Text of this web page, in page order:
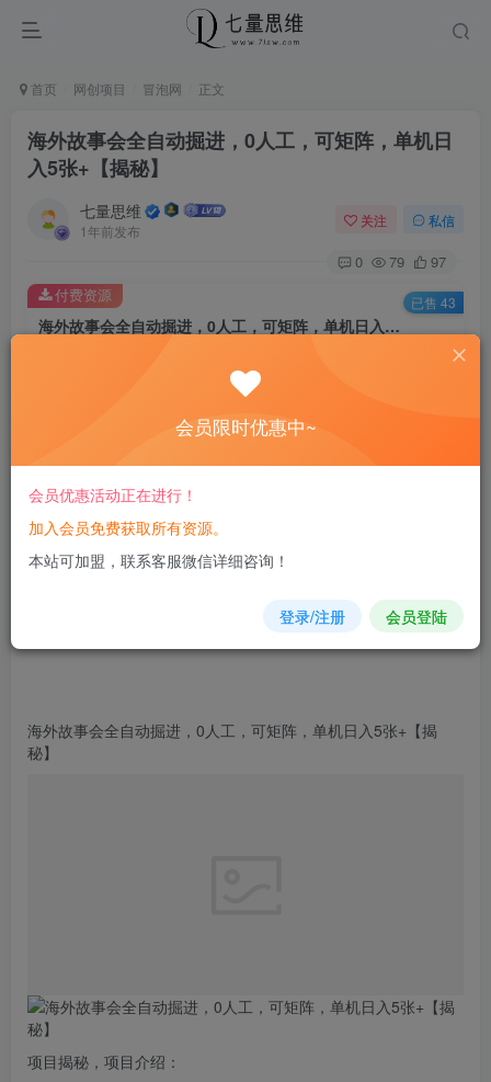
首页 网创项目 冒泡网 正文
海外故事会全自动掘进，0人工，可矩阵，单机日
入5张+【揭秘】
七量思维
1年前发布
关注 私信
0 79 97
海外故事会全自动掘进，0人工，可矩阵，单机日入5张+【揭秘】
8.8
免费
您当前未登录！建议登陆后购买，可保存购买订单
付费资源 已售 43
海外故事会全自动掘进，0人工，可矩阵，单机日入5张+【揭
秘】
项目揭秘，项目介绍：
会员限时优惠中~
会员优惠活动正在进行！
加入会员免费获取所有资源。
本站可加盟，联系客服微信详细咨询！
登录/注册 会员登陆